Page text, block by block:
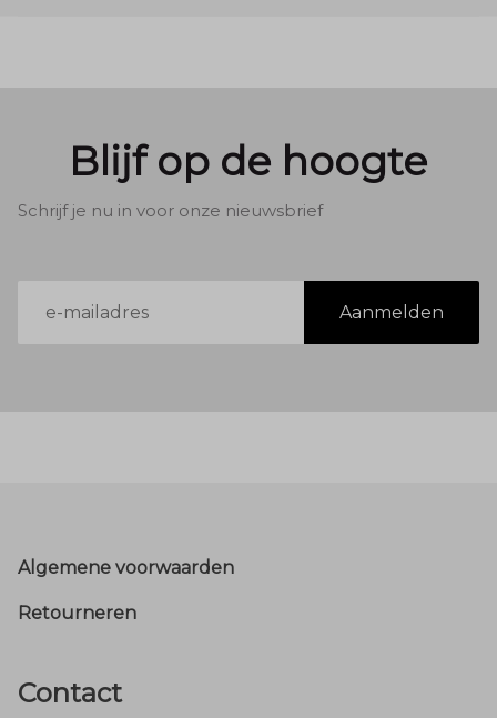
Blijf op de hoogte
Schrijf je nu in voor onze nieuwsbrief
mailadres
Aanmelden
Footer
Algemene voorwaarden
Retourneren
Contact